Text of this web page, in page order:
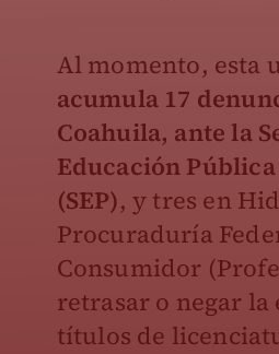
Al momento, esta
acumula 17
Coahuila, ante la
Educación
(SEP), y tres en
Procuraduría
Consumidor
retrasar o negar la
títulos de